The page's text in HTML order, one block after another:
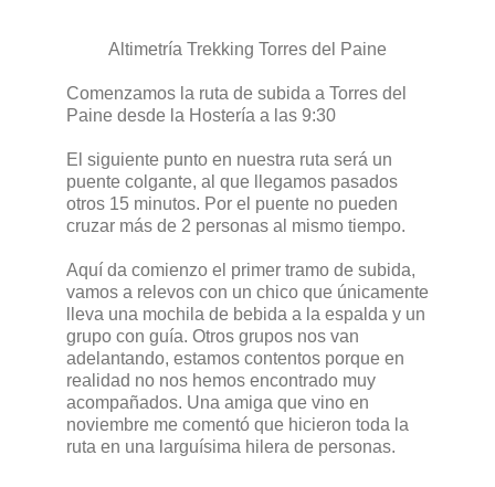
Altimetría Trekking Torres del Paine
Comenzamos la ruta de subida a Torres del
Paine desde la Hostería a las 9:30
El siguiente punto en nuestra ruta será un
puente colgante, al que llegamos pasados
otros 15 minutos. Por el puente no pueden
cruzar más de 2 personas al mismo tiempo.
Aquí da comienzo el primer tramo de subida,
vamos a relevos con un chico que únicamente
lleva una mochila de bebida a la espalda y un
grupo con guía. Otros grupos nos van
adelantando, estamos contentos porque en
realidad no nos hemos encontrado muy
acompañados. Una amiga que vino en
noviembre me comentó que hicieron toda la
ruta en una larguísima hilera de personas.